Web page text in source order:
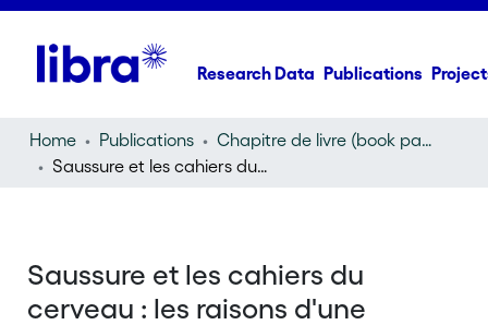
Research Data Publications
Home Publications
Chapitre de livre (book part)
Saussure et les cahiers du cerveau : les raisons d'une idéalisation
Saussure et les cahiers du
cerveau : les raisons d'une